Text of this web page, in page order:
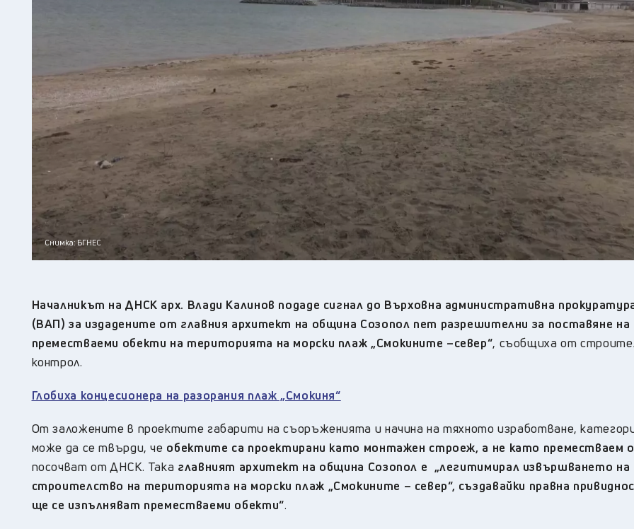
Плевен, 22°C
Разград, 21°C
Русе , 23 °C
Силистра 22°C
Сливен, 21°C
Смолян, 16°C
София , 21°C
Стара Загора 20°C
Търговище 22°C
Хасково, 24 °C
Шумен, 21°C
Ямбол 22°C
Снимка: БГНЕС
Началникът на ДНСК арх. Влади Калинов подаде сигнал до Върховна административна
(ВАП) за издадените от главния архитект на община Созопол пет разрешителни за поставяне на
преместваеми обекти на територията на морски плаж „Смокините –север“, съобщиха от
контрол.
Глобиха концесионера на разорания плаж „Смокиня“
От заложените в проектите габарити на съоръженията и начина на тяхното изработване,
може да се твърди, че обектите са проектирани като монтажен строеж, а не като преместваем
посочват от ДНСК. Така главният архитект на община Созопол е „легитимирал извършването на
строителство на територията на морски плаж „Смокините – север“, създавайки правна
ще се изпълняват преместваеми обекти“.